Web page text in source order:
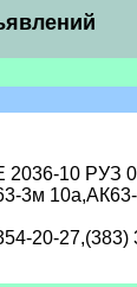
10
20-27,(383)